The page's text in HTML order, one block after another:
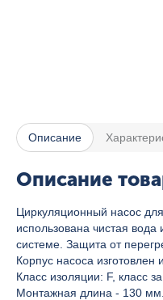
Описание
Описание
Циркуляционный насос
использована чистая
системе. Защита от
Корпус насоса
Класс изоляции: F, класс
Монтажная длина - 130 мм.